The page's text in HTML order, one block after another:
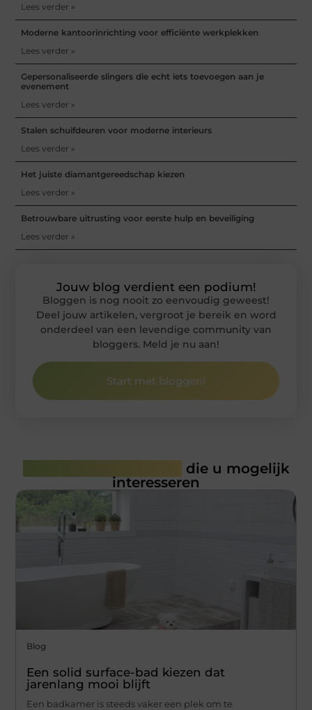
Lees verder »
Moderne kantoorinrichting voor efficiënte werkplekken
Lees verder »
Gepersonaliseerde slingers die echt iets toevoegen aan je
evenement
Lees verder »
Stalen schuifdeuren voor moderne interieurs
Lees verder »
Het juiste diamantgereedschap kiezen
Lees verder »
Betrouwbare uitrusting voor eerste hulp en beveiliging
Lees verder »
Jouw blog verdient een podium!
Bloggen is nog nooit zo eenvoudig geweest!
Deel jouw artikelen, vergroot je bereik en word
onderdeel van een levendige community van
bloggers. Meld je nu aan!
Start met bloggen!
die u mogelijk
interesseren
Blog
Een solid surface-bad kiezen dat
jarenlang mooi blijft
Een badkamer is steeds vaker een plek om te